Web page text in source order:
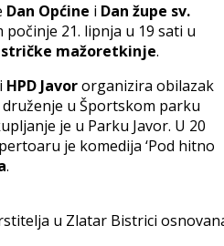
Dan Općine i Dan župe sv.
počinje 21. lipnja u 19 sati u
mažoretkinje.
HPD Javororganizira obilazak
u Športskom parku
je u Parku Javor. U 20
je komedija ‘Pod hitno
.
u Zlatar Bistrici